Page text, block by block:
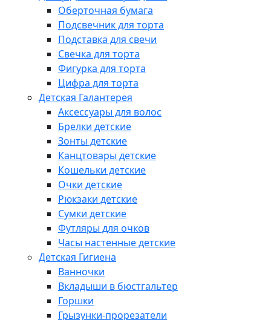
Оберточная бумага
Подсвечник для торта
Подставка для свечи
Свечка для торта
Фигурка для торта
Цифра для торта
Детская Галантерея
Аксессуары для волос
Брелки детские
Зонты детские
Канцтовары детские
Кошельки детские
Очки детские
Рюкзаки детские
Сумки детские
Футляры для очков
Часы настенные детские
Детская Гигиена
Ванночки
Вкладыши в бюстгальтер
Горшки
Грызунки-прорезатели